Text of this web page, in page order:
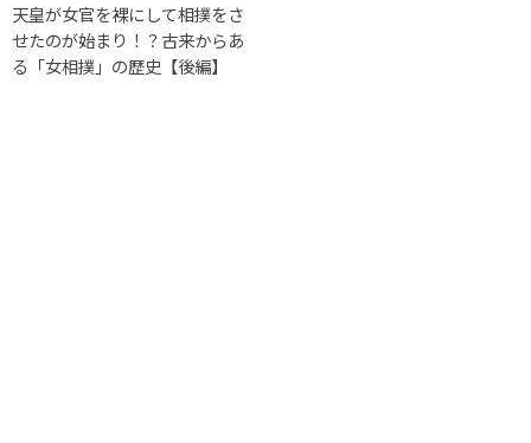
天皇が女官を裸にして相撲をさ
せたのが始まり！？古来からあ
る「女相撲」の歴史【後編】